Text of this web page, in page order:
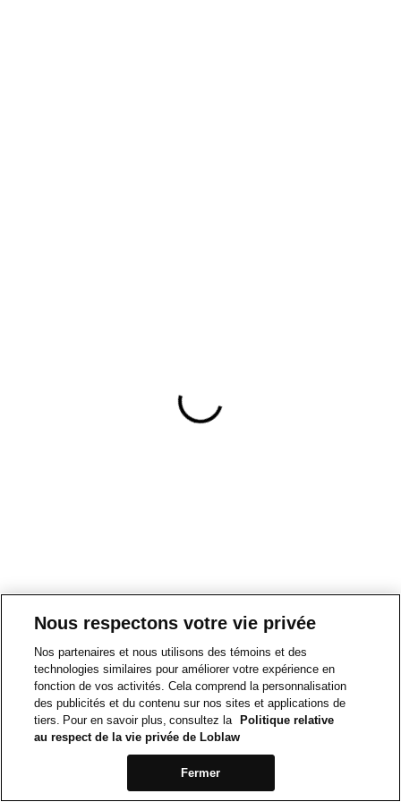
Nous respectons votre vie privée
Nos partenaires et nous utilisons des témoins et des
technologies similaires pour améliorer votre expérience en
fonction de vos activités. Cela comprend la personnalisation
des publicités et du contenu sur nos sites et applications de
tiers. Pour en savoir plus, consultez la
Politique relative
au respect de la vie privée de Loblaw
Fermer